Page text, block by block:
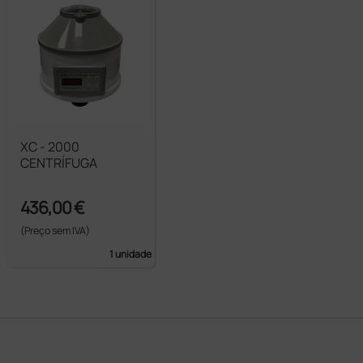
XC - 2000
CENTRÍFUGA
436,00 €
(Preço sem IVA)
1 unidade